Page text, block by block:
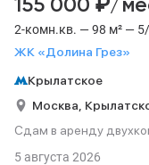
2-комн.кв. — 98 м² —
ЖК «Долина Грез»
155 000 /
Крылатское
Москва,
Сдам в аренду
5 августа 2026